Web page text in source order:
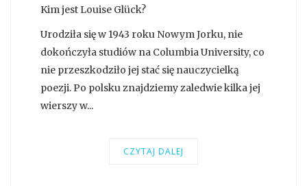
Kim jest Louise Glück?
Urodziła się w 1943 roku Nowym Jorku, nie
dokończyła studiów na Columbia University, co
nie przeszkodziło jej stać się nauczycielką
poezji. Po polsku znajdziemy zaledwie kilka jej
wierszy w...
CZYTAJ DALEJ